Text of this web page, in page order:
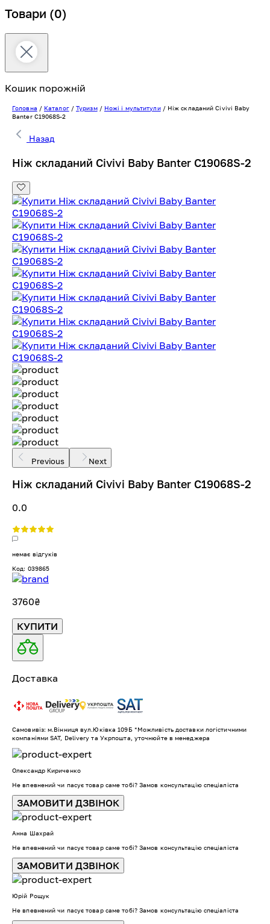
Товари (0)
Кошик порожній
Головна / Каталог/Туризм/ Ножі і мультитули/ Ніж складаний Civivi Baby
Banter C19068S-2
Назад
Ніж складаний Civivi Baby Banter C19068S-2
Previous Next
Ніж складаний Civivi Baby Banter C19068S-2
0.0
немає відгуків
Код: 039865
3760₴
КУПИТИ
Доставка
Самовивіз: м.Вінниця вул.Юківка 109Б *Можливість доставки логістичними
компаніями SAT, Delivery та Укрпошта, уточнюйте в менеджера
Олександр Кириченко
Не впевнений чи пасує товар саме тобі? Замов консультацію спеціаліста
ЗАМОВИТИ ДЗВІНОК
Анна Шахрай
Не впевнений чи пасує товар саме тобі? Замов консультацію спеціаліста
ЗАМОВИТИ ДЗВІНОК
Юрій Рощук
Не впевнений чи пасує товар саме тобі? Замов консультацію спеціаліста